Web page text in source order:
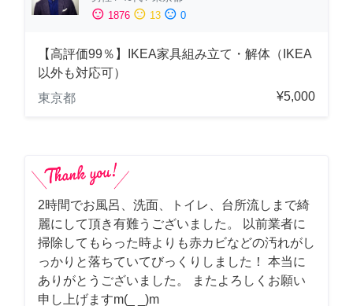
sentiment_satisfied 1876 sentiment_neutral 13 sentiment_dissatisfied 0
【高評価99％】IKEA家具組み立て・解体（IKEA
以外も対応可）
東京都
¥5,000
2時間でお風呂、洗面、トイレ、台所流しまで綺
麗にして頂き有難うございました。 以前業者に
掃除してもらった時よりも赤カビなどの汚れがし
っかりと落ちていてびっくりしました！ 本当に
ありがとうございました。 またよろしくお願い
申し上げますm(_ _)m